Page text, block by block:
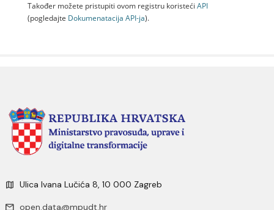
Također možete pristupiti ovom registru koristeći API
(pogledajte Dokumenаtаcijа API-jа).